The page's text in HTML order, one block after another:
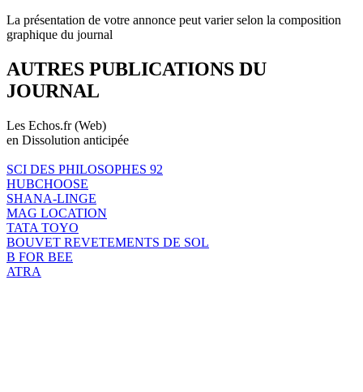
La présentation de votre annonce peut varier selon la composition
graphique du journal
AUTRES PUBLICATIONS DU
JOURNAL
Les Echos.fr (Web)
en Dissolution anticipée
SCI DES PHILOSOPHES 92
HUBCHOOSE
SHANA-LINGE
MAG LOCATION
TATA TOYO
BOUVET REVETEMENTS DE SOL
B FOR BEE
ATRA